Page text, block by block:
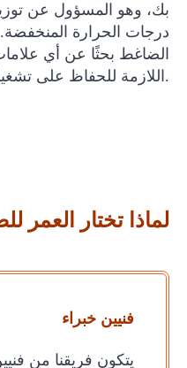
بك، وهو المسؤول عن
درجات الحرارة
الضاغط بحثًا عن أي
اللازمة للحفاظ على تشغيله بسلاسة.
لماذا تختار العمر
فنيين خبراء
يتكون فريقنا من